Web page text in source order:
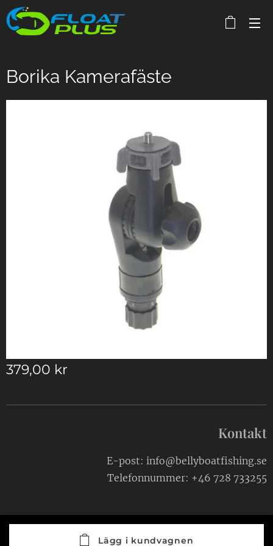
Borika Kamerafäste
379,00 kr
Lägg i kundvagnen
Kontakt
E-post: info@bellyboatfishing.se
Telefonnummer: +46 728 733255